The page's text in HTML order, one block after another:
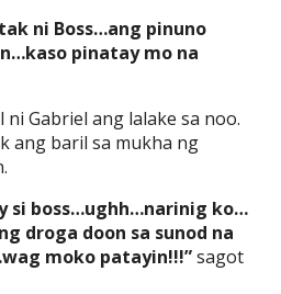
ni Boss…ang pinuno
pinatay mo na
ni Gabriel ang lalake sa noo.
ang baril sa mukha ng
si boss…ughh…narinig ko…
droga doon sa sunod na
moko patayin!!!”sagot